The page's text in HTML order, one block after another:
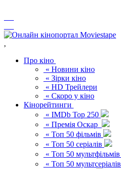
,
Про кіно
« Новини кіно
« Зірки кіно
« HD Трейлери
« Скоро у кіно
Кінорейтинги
« IMDb Top 250
« Премія Оскар
« Топ 50 фільмів
« Топ 50 серіалів
« Топ 50 мультфільмів
« Топ 50 мультсеріалів